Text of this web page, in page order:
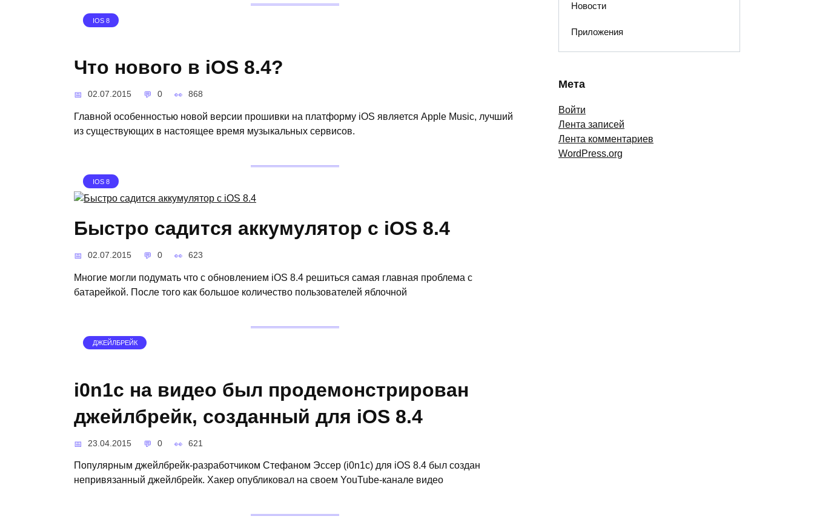
IOS 8
Что нового в iOS 8.4?
02.07.2015 0 868
Главной особенностью новой версии прошивки на платформу iOS является Apple Music, лучший
из существующих в настоящее время музыкальных сервисов.
IOS 8
Быстро садится аккумулятор с iOS 8.4
02.07.2015 0 623
Многие могли подумать что с обновлением iOS 8.4 решиться самая главная проблема с
батарейкой. После того как большое количество пользователей яблочной
ДЖЕЙЛБРЕЙК
i0n1c на видео был продемонстрирован
джейлбрейк, созданный для iOS 8.4
23.04.2015 0 621
Популярным джейлбрейк-разработчиком Стефаном Эссер (i0n1c) для iOS 8.4 был создан
непривязанный джейлбрейк. Хакер опубликовал на своем YouTube-канале видео
Новости
Приложения
Мета
Войти
Лента записей
Лента комментариев
WordPress.org